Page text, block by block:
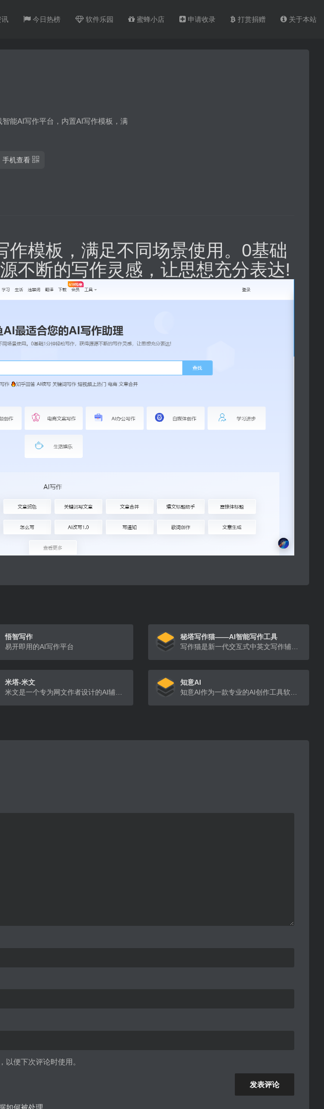
讯 今日热榜 软件乐园 蜜蜂小店 申请收录 打赏捐赠 关于本站
能AI写作平台，内置AI写作模板，满
手机查看
作模板，满足不同场景使用。0基础
不断的写作灵感，让思想充分表达!
悟智写作
易开即用的AI写作平台
秘塔写作猫——AI智能写作工具
米塔-米文
米文是一个专为网文作者设计的AI辅助写作工具，支持一键生成各种风格的题材，（例如穿越、甜宠、武侠)
知意AI
便下次评论时使用。
如何被处理